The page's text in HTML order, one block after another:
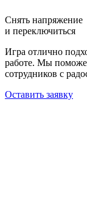
Снять напряжение
и переключиться
Игра отлично
работе. Мы
сотрудников с
Оставить заявку